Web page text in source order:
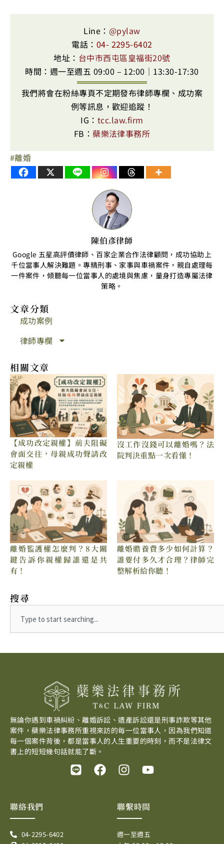
Line： @pylaw
電話： 04- 2295-6402
地址： 台中市西屯區皇福街20號
時間：週一至週五 09:00 – 12:00｜13:30-17:30
我們將會在粉絲專頁不定期發布律師專欄、成功案
例等訊息，歡迎追蹤！
IG： tcc.law.firm
FB：蘗樂法律事務所
離婚
陳伯彥律師
Google 五星高評價律師、百家企業合作法律顧問，成功協助上
千位當事人解決難題。專精刑事、家事與車禍案件，親自處理每
一件案件，傾聽每一位當事人的處境與焦慮，量身打造專屬法律
策略。
文章分類
成功案例
律師專欄
相關文章
【成功改定親權】前夫阻礙
會面交往，母親成功聲請改
定親權
沒工作沒錢可以離婚嗎？法
院判決重點一次看懂！
離婚監護權怎麼判？8大關
鍵告訴你親權歸誰還是共
有！
離婚贍養費多少如何計算？
誰要付多久才合理？律師完
整解析給你聽！
搜尋
無論你遇到車禍糾紛、離婚訴訟、遺產訴訟還是刑事詐欺等其他
案件，蘗樂法律事務所重視來訪的每一位當事人，因為我們知道
每一個案件背後，都是當事人的人生重要的時刻，而不是法律文
書上的短短幾句話就能了斷。
L
F
I
t
a
r
Y
t
b
e
聯繫時間
週一至週五
聯絡我們
04-2295-6402